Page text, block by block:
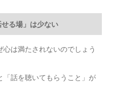
る場」は少ない
は満たされないのでしょう
「話を聴いてもらうこと」が